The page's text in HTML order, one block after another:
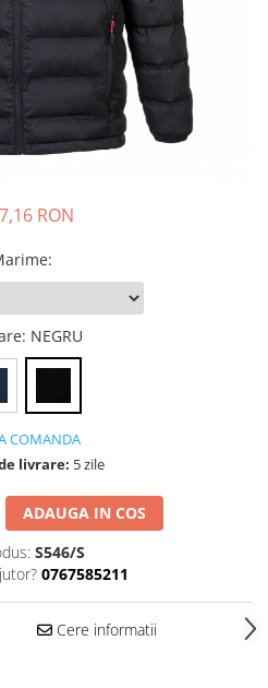
RON
:
: NEGRU
COMANDA
livrare: 5 zile
ADAUGA IN COS
S546/S
0767585211
Cere informatii